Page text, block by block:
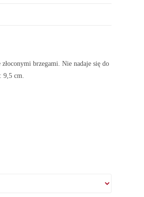
brzegami. Nie nadaje się do
9,5 cm.